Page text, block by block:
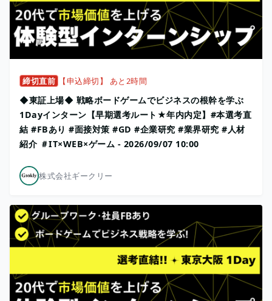
締切直前 【申込締切】 あと2時間
◆東証上場◆ 戦略ボードゲームでビジネスの根幹を学ぶ
1Dayインターン【早期選考ルート★年内内定】#本選考直
結 #FBあり #面接対策 #GD #企業研究 #業界研究 #人材
紹介 ＃IT×WEB×ゲーム - 2026/09/07 10:00
株式会社ギークリー